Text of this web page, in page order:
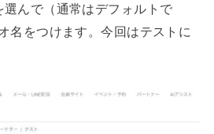
んで（通常はデフォルトで
名をつけます。今回はテストに